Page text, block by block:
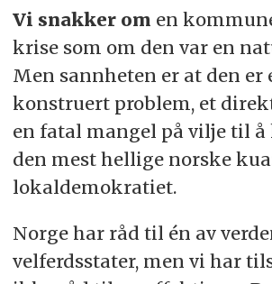
Vi snakker om en
krise som om den var en
Men sannheten er at den
konstruert problem, et
en fatal mangel på vilje til
den mest hellige norske
lokaldemokratiet.
Norge har råd til én av
velferdsstater, men vi har